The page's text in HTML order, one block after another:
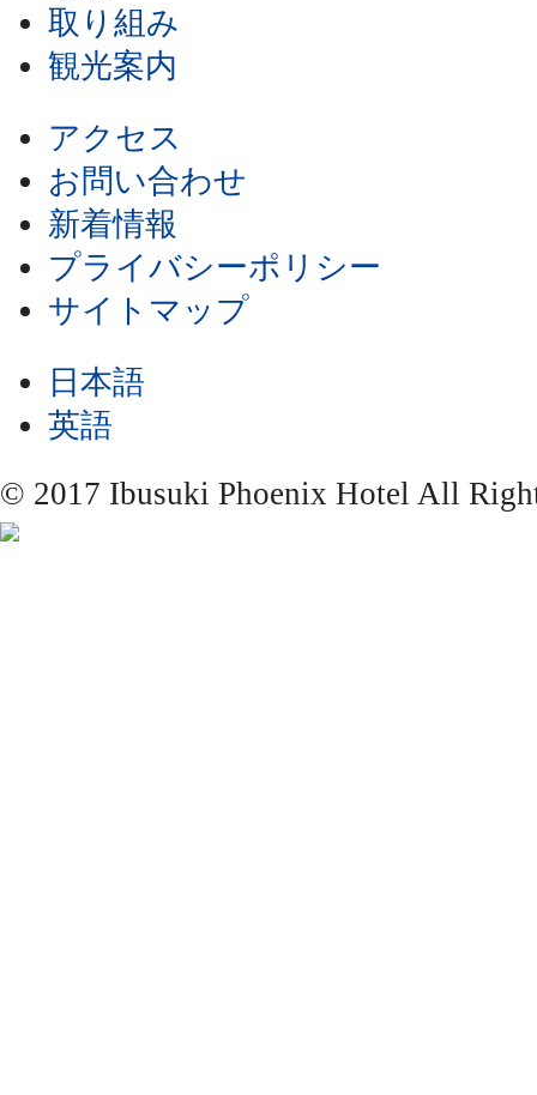
取り組み
観光案内
アクセス
お問い合わせ
新着情報
プライバシーポリシー
サイトマップ
日本語
英語
© 2017 Ibusuki Phoenix Hotel All